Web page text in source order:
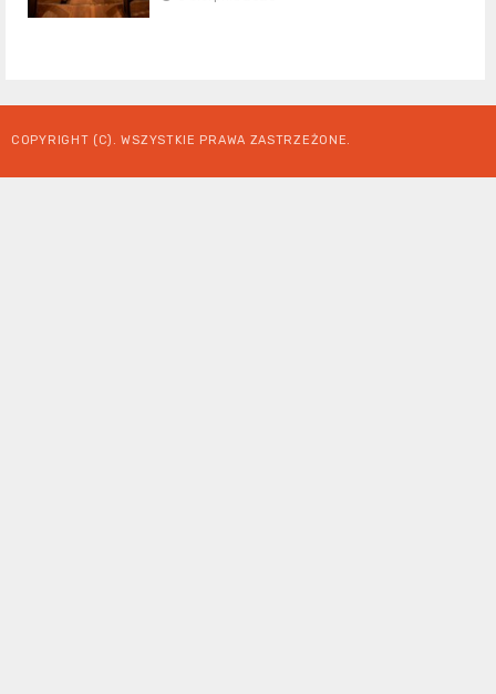
COPYRIGHT (C). WSZYSTKIE PRAWA ZASTRZEŻONE.